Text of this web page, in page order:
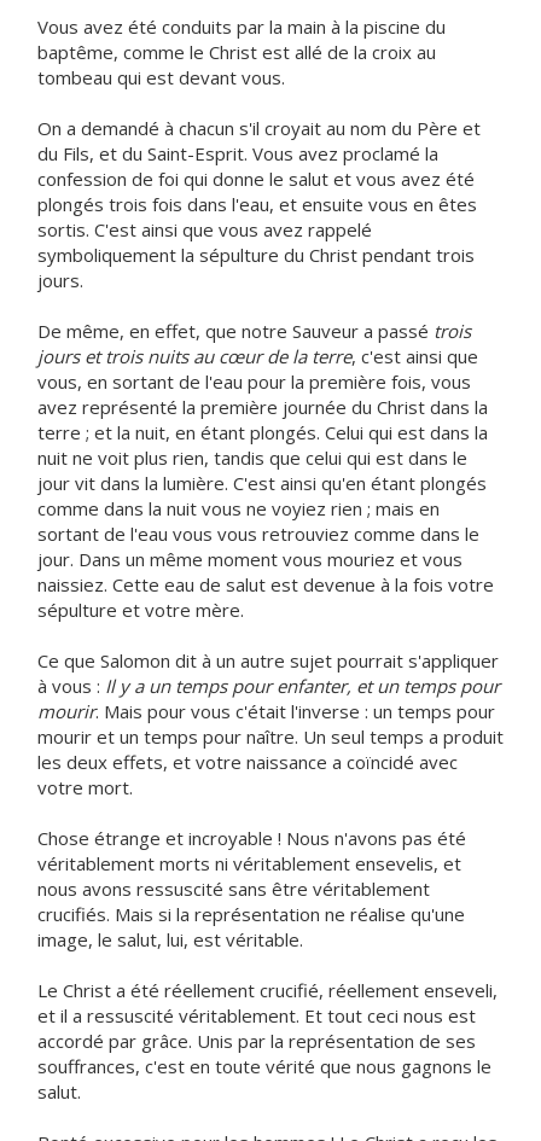
Vous avez été conduits par la main à la piscine du
baptême, comme le Christ est allé de la croix au
tombeau qui est devant vous.
On a demandé à chacun s'il croyait au nom du Père et
du Fils, et du Saint-Esprit. Vous avez proclamé la
confession de foi qui donne le salut et vous avez été
plongés trois fois dans l'eau, et ensuite vous en êtes
sortis. C'est ainsi que vous avez rappelé
symboliquement la sépulture du Christ pendant trois
jours.
De même, en effet, que notre Sauveur a passé trois
jours et trois nuits au cœur de la terre, c'est ainsi que
vous, en sortant de l'eau pour la première fois, vous
avez représenté la première journée du Christ dans la
terre ; et la nuit, en étant plongés. Celui qui est dans la
nuit ne voit plus rien, tandis que celui qui est dans le
jour vit dans la lumière. C'est ainsi qu'en étant plongés
comme dans la nuit vous ne voyiez rien ; mais en
sortant de l'eau vous vous retrouviez comme dans le
jour. Dans un même moment vous mouriez et vous
naissiez. Cette eau de salut est devenue à la fois votre
sépulture et votre mère.
Ce que Salomon dit à un autre sujet pourrait s'appliquer
à vous : Il y a un temps pour enfanter, et un temps pour
mourir. Mais pour vous c'était l'inverse : un temps pour
mourir et un temps pour naître. Un seul temps a produit
les deux effets, et votre naissance a coïncidé avec
votre mort.
Chose étrange et incroyable ! Nous n'avons pas été
véritablement morts ni véritablement ensevelis, et
nous avons ressuscité sans être véritablement
crucifiés. Mais si la représentation ne réalise qu'une
image, le salut, lui, est véritable.
Le Christ a été réellement crucifié, réellement enseveli,
et il a ressuscité véritablement. Et tout ceci nous est
accordé par grâce. Unis par la représentation de ses
souffrances, c'est en toute vérité que nous gagnons le
salut.